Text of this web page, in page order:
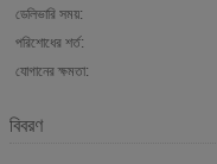
ডেলিভারি সময়:
পরিশোধের শর্ত:
যোগানের ক্ষমতা:
বিবরণ